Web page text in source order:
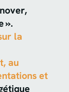
».
la
au
et